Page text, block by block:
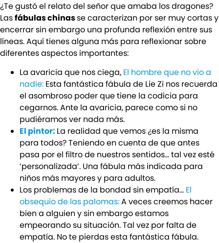
¿Te gustó el relato del señor que amaba los dragones?
Lasfábulas chinasse caracterizan por ser muy cortas y
encerrar sin embargo una profunda reflexión entre sus
líneas. Aquí tienes alguna más para reflexionar sobre
diferentes aspectos importantes:
La avaricia que nos ciega, El hombre que no vio a
nadie: Esta fantástica fábula de Lie Zi nos recuerda
el asombroso poder que tiene la codicia para
cegarnos. Ante la avaricia, parece como si no
pudiéramos ver nada más.
El pintor: La realidad que vemos ¿es la misma
para todos? Teniendo en cuenta de que antes
pasa por el filtro de nuestros sentidos… tal vez esté
‘personalizada’. Una fábula más indicada para
niños más mayores y para adultos.
Los problemas de la bondad sin empatía… El
obsequio de las palomas:A veces creemos hacer
bien a alguien y sin embargo estamos
empeorando su situación. Tal vez por falta de
empatía. No te pierdas esta fantástica fábula.